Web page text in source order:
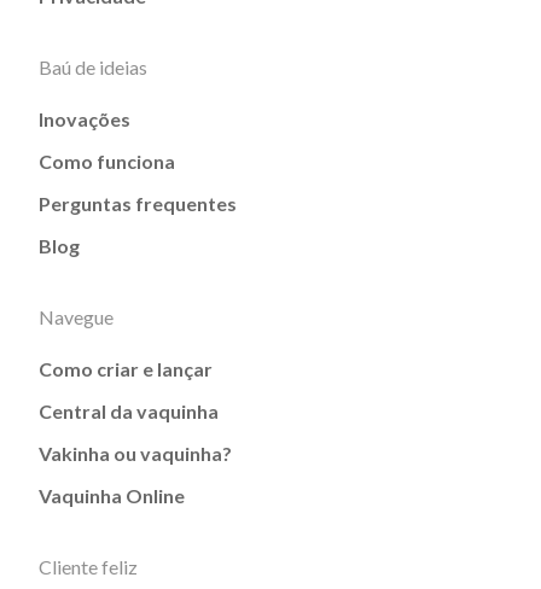
Baú de ideias
Inovações
Como funciona
Perguntas frequentes
Blog
Navegue
Como criar e lançar
Central da vaquinha
Vakinha ou vaquinha?
Vaquinha Online
Cliente feliz